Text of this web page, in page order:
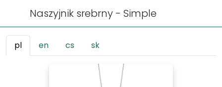
Naszyjnik srebrny - Simple
pl en cs sk